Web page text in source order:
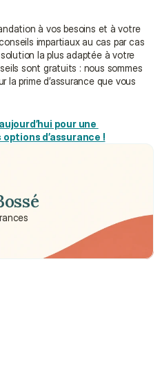
à vos besoins et à votre
impartiaux au cas par cas
la plus adaptée à votre
sont gratuits : nous sommes
la prime d’assurance que vous
pour une
d’assurance !